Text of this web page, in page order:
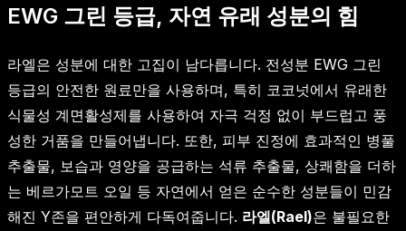
EWG 그린 등급, 자연 유래 성분의 힘
라엘은 성분에 대한 고집이 남다릅니다. 전성분 EWG 그린
등급의 안전한 원료만을 사용하며, 특히 코코넛에서 유래한
식물성 계면활성제를 사용하여 자극 걱정 없이 부드럽고 풍
성한 거품을 만들어냅니다. 또한, 피부 진정에 효과적인 병풀
추출물, 보습과 영양을 공급하는 석류 추출물, 상쾌함을 더하
는 베르가모트 오일 등 자연에서 얻은 순수한 성분들이 민감
해진 Y존을 편안하게 다독여줍니다. 라엘(Rael)은 불필요한